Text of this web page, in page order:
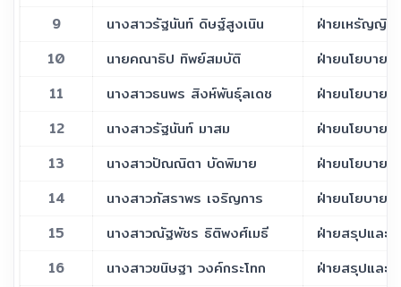
9
นางสาวรัฐนันท์ ดิษฐ์สูงเนิน
ฝ่ายเหรัญญิก
10
นายคณาธิป ทิพย์สมบัติ
ฝ่ายนโยบายแ
11
นางสาวธนพร สิงห์พันธุ์ลเดช
ฝ่ายนโยบายแ
12
นางสาวรัฐนันท์ มาสม
ฝ่ายนโยบายแ
13
นางสาวปัณณิตา บัดพิมาย
ฝ่ายนโยบายแ
14
นางสาวภัสราพร เจริญการ
ฝ่ายนโยบายแ
15
นางสาวณัฐพัชร ธิติพงศ์เมธี
ฝ่ายสรุปและป
16
นางสาวขนิษฐา วงค์กระโทก ฝ่ายสรุปและป